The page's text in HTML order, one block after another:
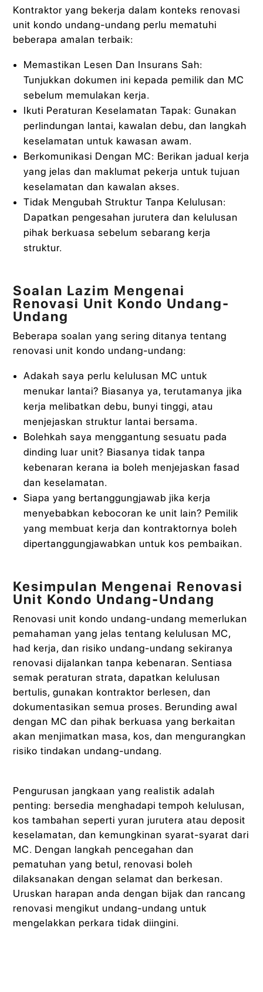
Kontraktor yang bekerja dalam konteks renovasi
unit kondo undang-undang perlu mematuhi
beberapa amalan terbaik:
Memastikan Lesen Dan Insurans Sah:
Tunjukkan dokumen ini kepada pemilik dan MC
sebelum memulakan kerja.
Ikuti Peraturan Keselamatan Tapak: Gunakan
perlindungan lantai, kawalan debu, dan langkah
keselamatan untuk kawasan awam.
Berkomunikasi Dengan MC: Berikan jadual kerja
yang jelas dan maklumat pekerja untuk tujuan
keselamatan dan kawalan akses.
Tidak Mengubah Struktur Tanpa Kelulusan:
Dapatkan pengesahan jurutera dan kelulusan
pihak berkuasa sebelum sebarang kerja
struktur.
Soalan Lazim Mengenai
Renovasi Unit Kondo Undang-
Undang
Beberapa soalan yang sering ditanya tentang
renovasi unit kondo undang-undang:
Adakah saya perlu kelulusan MC untuk
menukar lantai? Biasanya ya, terutamanya jika
kerja melibatkan debu, bunyi tinggi, atau
menjejaskan struktur lantai bersama.
Bolehkah saya menggantung sesuatu pada
dinding luar unit? Biasanya tidak tanpa
kebenaran kerana ia boleh menjejaskan fasad
dan keselamatan.
Siapa yang bertanggungjawab jika kerja
menyebabkan kebocoran ke unit lain? Pemilik
yang membuat kerja dan kontraktornya boleh
dipertanggungjawabkan untuk kos pembaikan.
Kesimpulan Mengenai Renovasi
Unit Kondo Undang-Undang
Renovasi unit kondo undang-undang memerlukan
pemahaman yang jelas tentang kelulusan MC,
had kerja, dan risiko undang-undang sekiranya
renovasi dijalankan tanpa kebenaran. Sentiasa
semak peraturan strata, dapatkan kelulusan
bertulis, gunakan kontraktor berlesen, dan
dokumentasikan semua proses. Berunding awal
dengan MC dan pihak berkuasa yang berkaitan
akan menjimatkan masa, kos, dan mengurangkan
risiko tindakan undang-undang.
Pengurusan jangkaan yang realistik adalah
penting: bersedia menghadapi tempoh kelulusan,
kos tambahan seperti yuran jurutera atau deposit
keselamatan, dan kemungkinan syarat-syarat dari
MC. Dengan langkah pencegahan dan
pematuhan yang betul, renovasi boleh
dilaksanakan dengan selamat dan berkesan.
Uruskan harapan anda dengan bijak dan rancang
renovasi mengikut undang-undang untuk
mengelakkan perkara tidak diingini.